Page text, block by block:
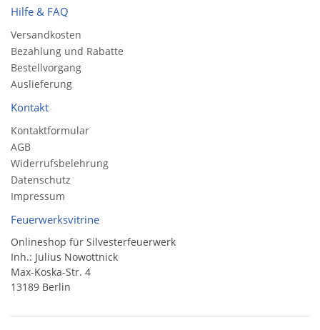
Hilfe & FAQ
Versandkosten
Bezahlung und Rabatte
Bestellvorgang
Auslieferung
Kontakt
Kontaktformular
AGB
Widerrufsbelehrung
Datenschutz
Impressum
Feuerwerksvitrine
Onlineshop für Silvesterfeuerwerk
Inh.: Julius Nowottnick
Max-Koska-Str. 4
13189 Berlin